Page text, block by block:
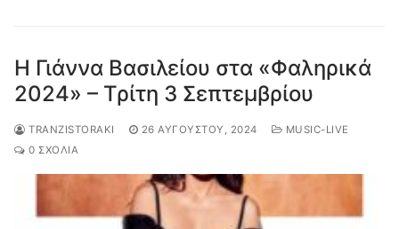
Η Γιάννα Βασιλείου στα «Φαληρικά
2024» – Τρίτη 3 Σεπτεμβρίου
TRANZISTORAKI 26 ΑΥΓΟΎΣΤΟΥ, 2024
MUSIC-LIVE
0 ΣΧΌΛΙΑ